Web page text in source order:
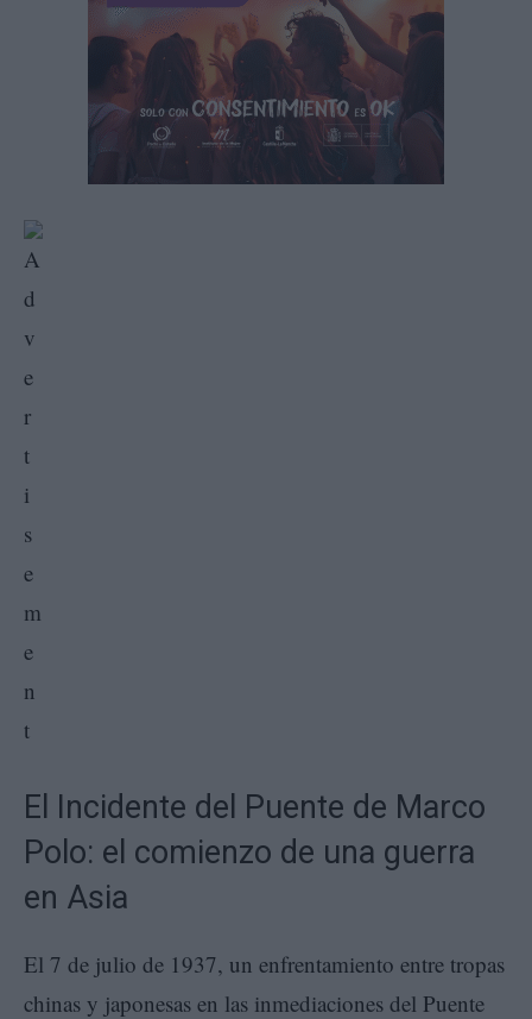
El Incidente del Puente de Marco
Polo: el comienzo de una guerra
en Asia
El 7 de julio de 1937, un enfrentamiento entre tropas
chinas y japonesas en las inmediaciones del Puente